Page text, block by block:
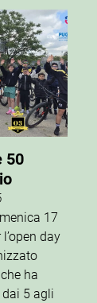
50
17
day
ha
5 agli